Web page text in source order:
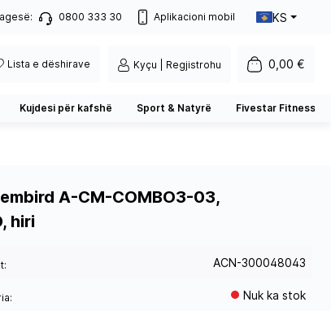
0800 333 30 Aplikacioni mobil KS
Lista e dëshirave Kyçu | Regjistrohu 0,00 €
Kujdesi për kafshë Sport & Natyrë Fivestar Fitness
A-CM-COMBO3-03,
hiri
ACN-300048043
Nuk ka stok